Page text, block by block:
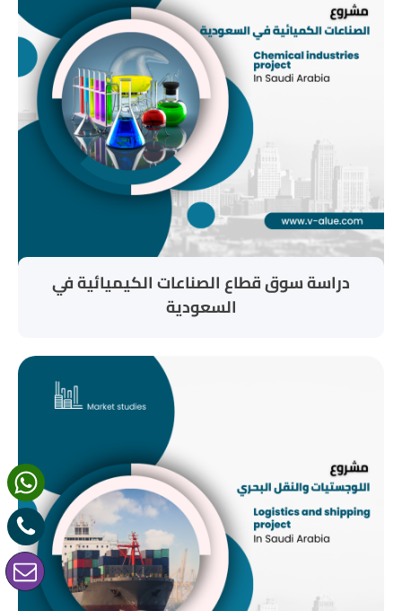
دراسة سوق قطاع الصناعات الكيميائية في
السعودية